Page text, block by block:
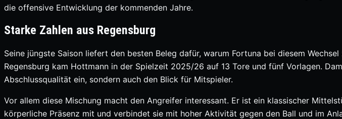
die offensive Entwicklung der kommenden Jahre.
Starke Zahlen aus Regensburg
Seine jüngste Saison liefert den besten Beleg dafür, warum Fortuna bei diesem
Regensburg kam Hottmann in der Spielzeit 2025/26 auf 13 Tore und fünf Vorlagen.
Abschlussqualität ein, sondern auch den Blick für Mitspieler.
Vor allem diese Mischung macht den Angreifer interessant. Er ist ein klassischer
körperliche Präsenz mit und verbindet sie mit hoher Aktivität gegen den Ball und im